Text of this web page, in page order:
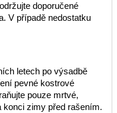
doporučené
V případě nedostatku
letech po výsadbě
pevné kostrové
pouze mrtvé,
zimy před rašením.